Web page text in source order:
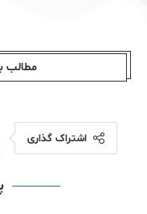
مطالب
اشتراک گذاری